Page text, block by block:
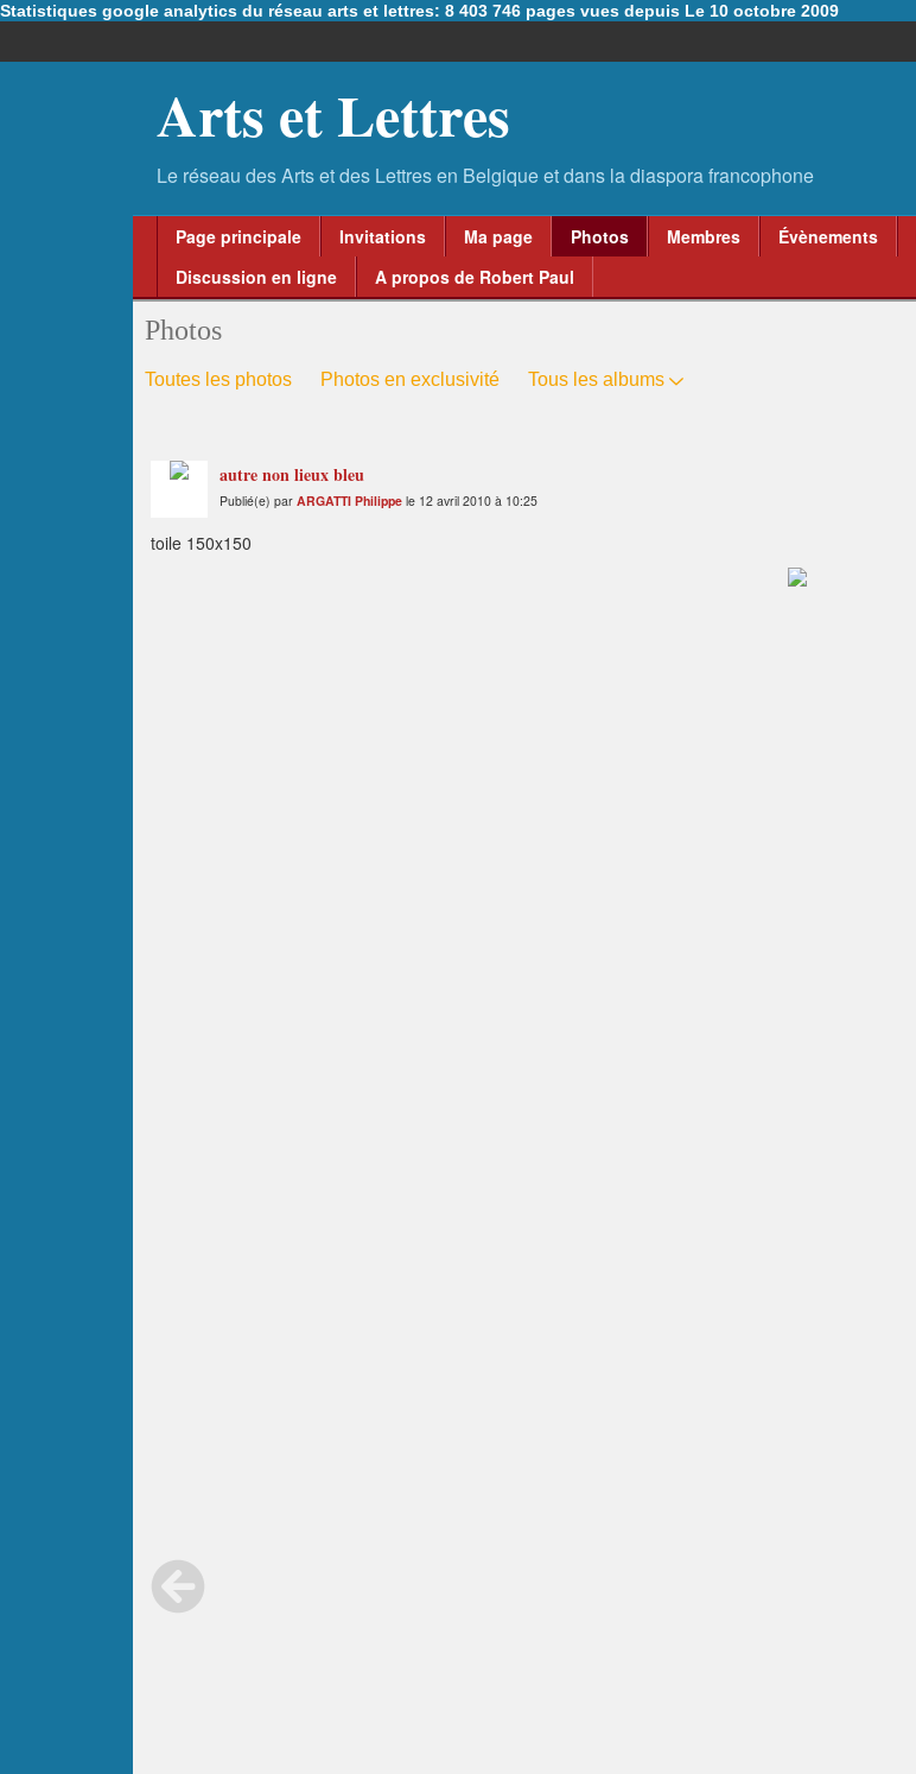
Statistiques google analytics du réseau arts et lettres: 8 403 746 pages vues depuis Le 10 octobre 2009
Arts et Lettres
Page principale Invitations Ma page Photos Membres Évènements
Discussion en ligne
A propos de Robert Paul
Photos
Toutes les photos Photos en exclusivité Tous les albums
autre non lieux bleu
Publié(e) par ARGATTI Philippe le 12 avril 2010 à 10:25
toile 150x150